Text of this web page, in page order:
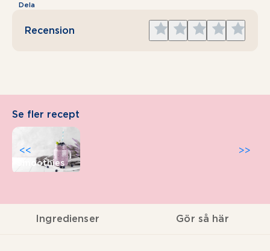
Dela
Recension
Give
5
Give
4
Give
3
Give
2
Give
1
Se fler recept
Smoothies
>>
<<
Ingredienser Gör så här